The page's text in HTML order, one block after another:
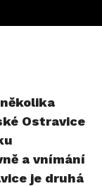
Ostravice
a vnímání
je druhá